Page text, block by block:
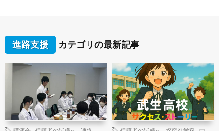
進路支援 カテゴリの最新記事
講演会 保護者の皆様へ 連絡 保護者の皆様へ 探究進学科
中